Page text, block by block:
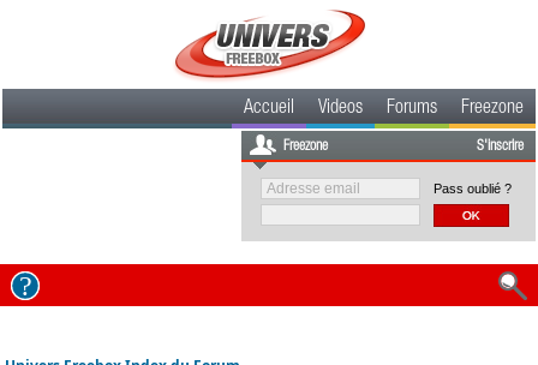
Accueil Videos Forums Freezone
Freezone S'inscrire
Pass oublié ?